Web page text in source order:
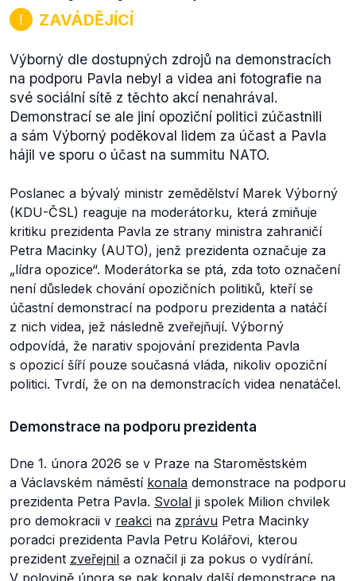
ZAVÁDĚJÍCÍ
Výborný dle dostupných zdrojů na demonstracích
na podporu Pavla nebyl a videa ani fotografie na
své sociální sítě z těchto akcí nenahrával.
Demonstrací se ale jiní opoziční politici zúčastnili
a sám Výborný poděkoval lidem za účast a Pavla
hájil ve sporu o účast na summitu NATO.
Poslanec a bývalý ministr zemědělství Marek Výborný
(KDU-ČSL) reaguje na moderátorku, která zmiňuje
kritiku prezidenta Pavla ze strany ministra zahraničí
Petra Macinky (AUTO), jenž prezidenta označuje za
„lídra opozice“. Moderátorka se ptá, zda toto označení
není důsledek chování opozičních politiků, kteří se
účastní demonstrací na podporu prezidenta a natáčí
z nich videa, jež následně zveřejňují. Výborný
odpovídá, že narativ spojování prezidenta Pavla
s opozicí šíří pouze současná vláda, nikoliv opoziční
politici. Tvrdí, že on na demonstracích videa nenatáčel.
Demonstrace na podporu prezidenta
Dne 1. února 2026 se v Praze na Staroměstském
a Václavském náměstí konala demonstrace na podporu
prezidenta Petra Pavla. Svolal ji spolek Milion chvilek
pro demokracii v reakci na zprávu Petra Macinky
poradci prezidenta Pavla Petru Kolářovi, kterou
prezident zveřejnil a označil ji za pokus o vydírání.
V polovině února se pak konaly další demonstrace na